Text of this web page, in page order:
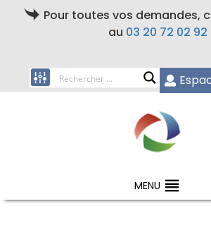
Pour toutes vos demandes,
au 03 20 72 02 92
MENU